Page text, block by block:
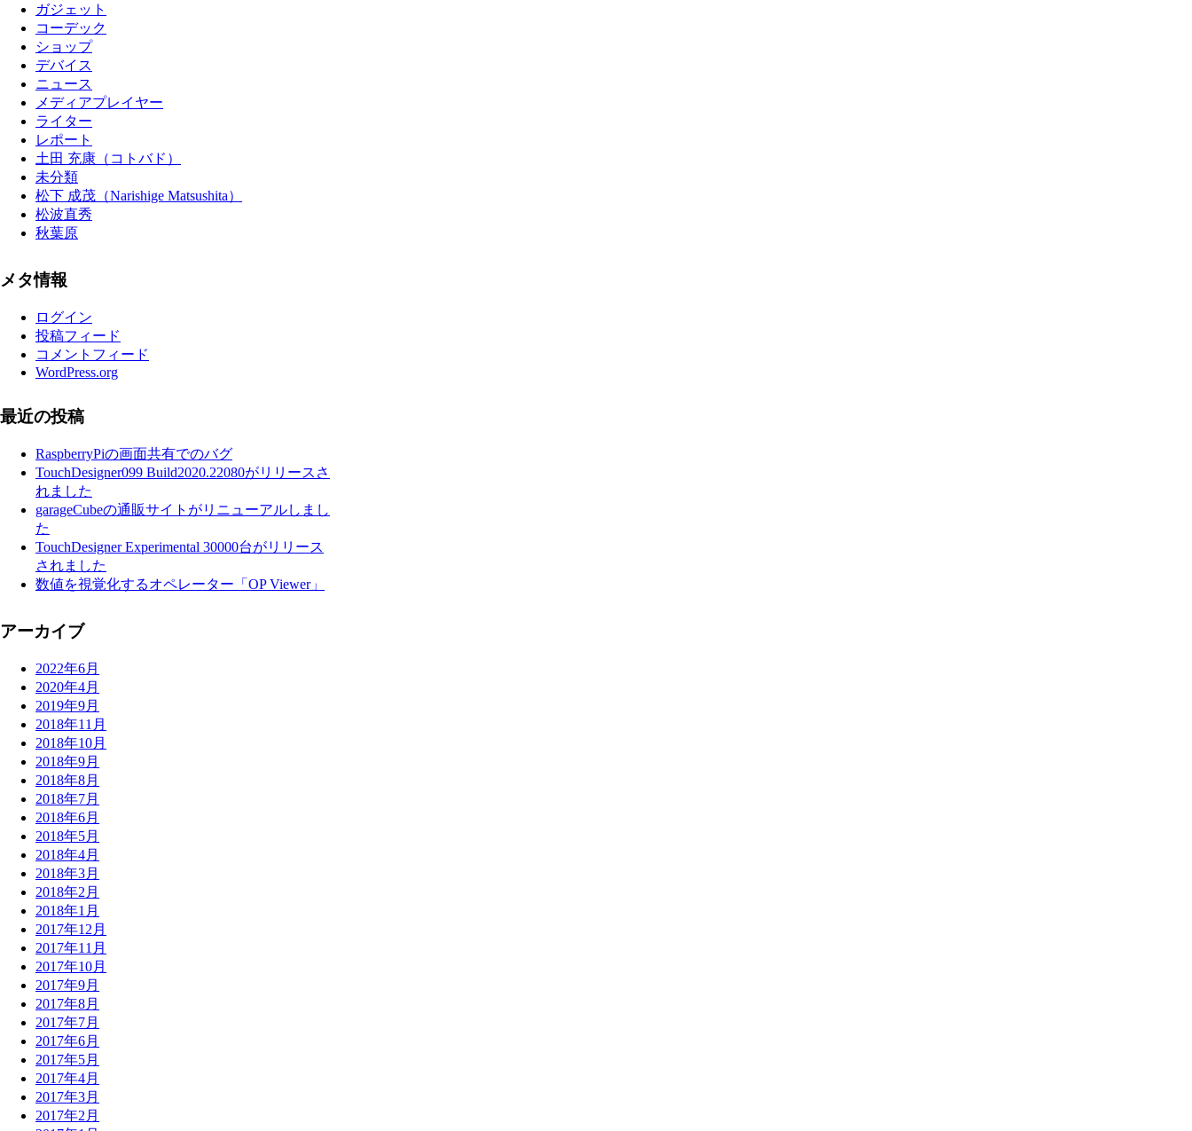
ガジェット
コーデック
ショップ
デバイス
ニュース
メディアプレイヤー
ライター
レポート
土田 充康（コトバド）
未分類
松下 成茂（Narishige Matsushita）
松波直秀
秋葉原
メタ情報
ログイン
投稿フィード
コメントフィード
WordPress.org
最近の投稿
RaspberryPiの画面共有でのバグ
TouchDesigner099 Build2020.22080がリリースさ
れました
garageCubeの通販サイトがリニューアルしまし
た
TouchDesigner Experimental 30000台がリリース
されました
数値を視覚化するオペレーター「OP Viewer」
アーカイブ
2022年6月
2020年4月
2019年9月
2018年11月
2018年10月
2018年9月
2018年8月
2018年7月
2018年6月
2018年5月
2018年4月
2018年3月
2018年2月
2018年1月
2017年12月
2017年11月
2017年10月
2017年9月
2017年8月
2017年7月
2017年6月
2017年5月
2017年4月
2017年3月
2017年2月